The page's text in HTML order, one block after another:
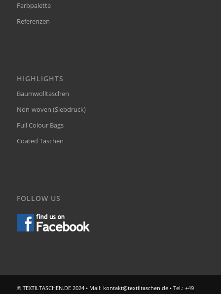
Farbpalette
Referenzen
HIGHLIGHTS
Baumwolltaschen
Non-woven (Siebdruck)
Full Colour Bags
Coated Taschen
FOLLOW US
© TEXTILTASCHEN.DE 2024 • Mail: kontakt@textiltaschen.de• Tel.: +49